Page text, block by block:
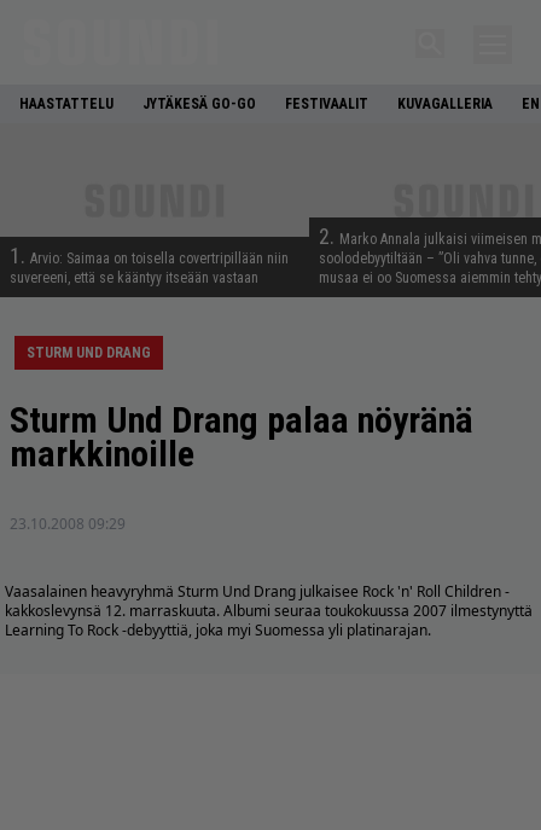
HAASTATTELU JYTÄKESÄ GO-GO FESTIVAALIT KUVAGALLERIA
1. Arvio: Saimaa on toisella covertripillään niin
suvereeni, että se kääntyy itseään vastaan
2. Marko Annala julkaisi viimeisen
soolodebyytiltään – ”Oli vahva
musaa ei oo Suomessa aiemmin
STURM UND DRANG
Sturm Und Drang palaa nöyränä
markkinoille
23.10.2008 09:29
Vaasalainen heavyryhmä Sturm Und Drang julkaisee Rock 'n' Roll Children -
kakkoslevynsä 12. marraskuuta. Albumi seuraa toukokuussa 2007 ilmestynyttä
Learning To Rock -debyyttiä, joka myi Suomessa yli platinarajan.